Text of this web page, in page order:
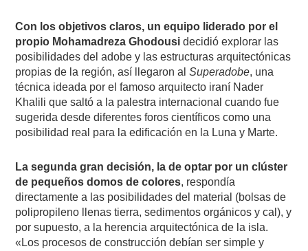
Con los objetivos claros, un equipo liderado por el
propio Mohamadreza Ghodousi decidió explorar las
posibilidades del adobe y las estructuras arquitectónicas
propias de la región, así llegaron alSuperadobe, una
técnica ideada por el famoso arquitecto iraní Nader
Khalili que saltó a la palestra internacional cuando fue
sugerida desde diferentes foros científicos como una
posibilidad real para la edificación en la Luna y Marte.
La segunda gran decisión, la de optar por un clúster
de pequeños domos de colores, respondía
directamente a las posibilidades del material (bolsas de
polipropileno llenas tierra, sedimentos orgánicos y cal), y
por supuesto, a la herencia arquitectónica de la isla.
«Los procesos de construcción debían ser simple y